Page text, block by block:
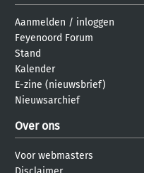
Aanmelden / inloggen
Feyenoord Forum
Stand
Kalender
E-zine (nieuwsbrief)
Nieuwsarchief
Over ons
Voor webmasters